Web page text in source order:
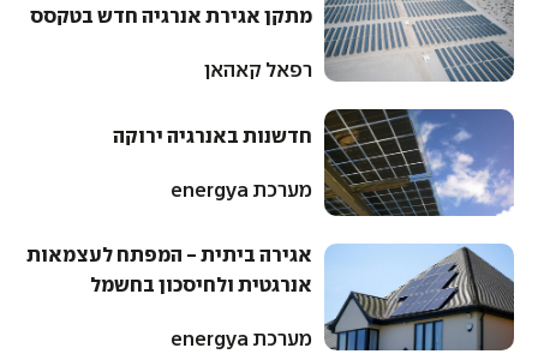
מתקן אגירת אנרגיה חדש בטקסס
רפאל קאהאן
חדשנות באנרגיה ירוקה
מערכת energya
אגירה ביתית - המפתח לעצמאות
אנרגטית ולחיסכון בחשמל
מערכת energya